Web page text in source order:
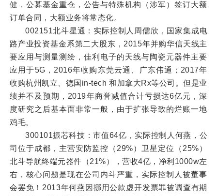
健，公募基金重仓，公告与特殊机构（涉军）签订大额
订单合同，大额业务将常态化。
002151北斗星通：实际控制人周儒欣，国家集成电
路产业投资基金系第二大股东，2015年并购华信天线主
要应用与测量测绘，佳利电子的天线与陶瓷元器件主要
应用于5G，2016年收购东莞云通、广东伟通；2017年
收购杭州凯立、德国in-tech 和加拿大Rx等公司。但是业
绩并不及预期，2019年商誉减值合计亏损达6亿元，深
度研究之后基本面非常一般，由于扩张导致的烂账一地
鸡毛。
300101振芯科技：市值64亿，实际控制人何燕，公
司位于成都，主营安防监控（29%）卫星定位（25%）
北斗导航终端元器件（21%），营收4亿，净利1000w左
右，核心问题是现在公司内斗严重，实际控制人被董事
会罢免！2013年何燕因挪用公款虚开发票罪被调查有期